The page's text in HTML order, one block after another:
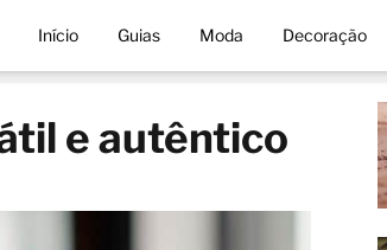
Início Guias Moda Decoração
e autêntico